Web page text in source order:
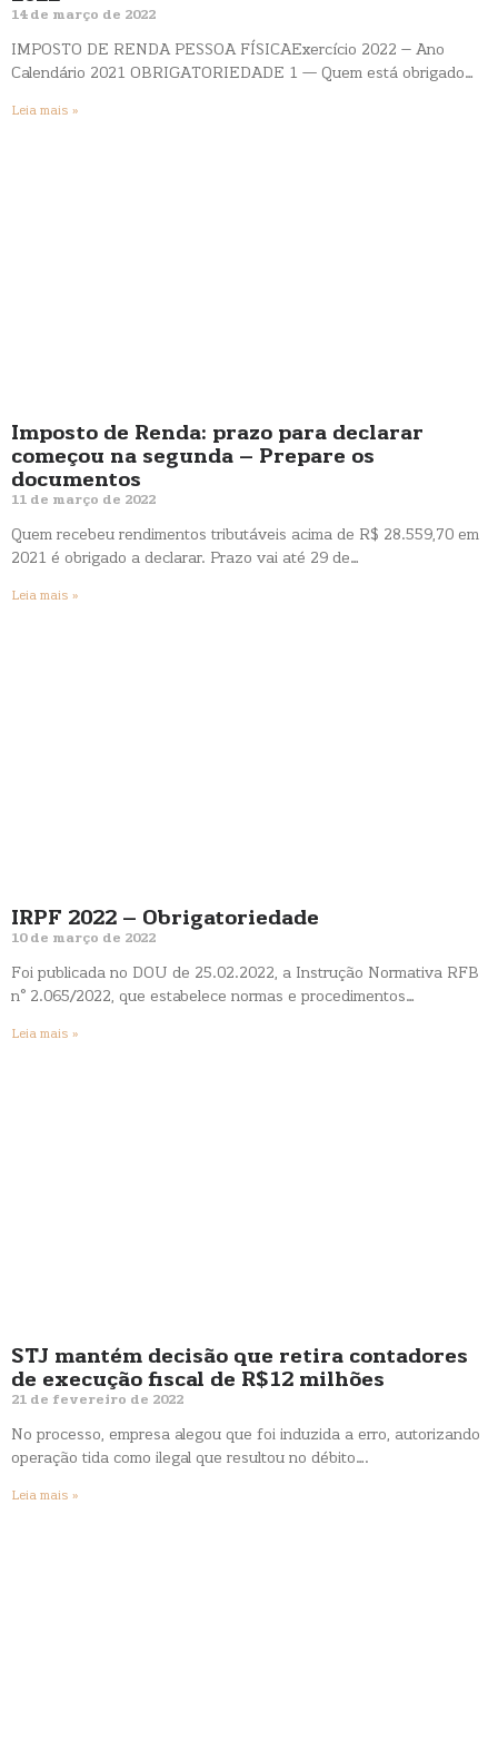
14 de março de 2022
IMPOSTO DE RENDA PESSOA FÍSICAExercício 2022 – Ano
Calendário 2021 OBRIGATORIEDADE 1 — Quem está obrigado…
Leia mais »
Imposto de Renda: prazo para declarar
começou na segunda – Prepare os
documentos
11 de março de 2022
Quem recebeu rendimentos tributáveis acima de R$ 28.559,70 em
2021 é obrigado a declarar. Prazo vai até 29 de…
Leia mais »
IRPF 2022 – Obrigatoriedade
10 de março de 2022
Foi publicada no DOU de 25.02.2022, a Instrução Normativa RFB
n° 2.065/2022, que estabelece normas e procedimentos…
Leia mais »
STJ mantém decisão que retira contadores
de execução fiscal de R$12 milhões
21 de fevereiro de 2022
No processo, empresa alegou que foi induzida a erro, autorizando
operação tida como ilegal que resultou no débito….
Leia mais »